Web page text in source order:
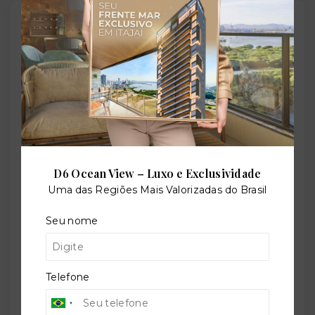
Outras Informações
Referência:
O-44337-79050
Residencial
Situação:
Em construção
D6 Ocean View – Luxo e Exclusividade
Uma das Regiões Mais Valorizadas do Brasil
Seu nome
Telefone